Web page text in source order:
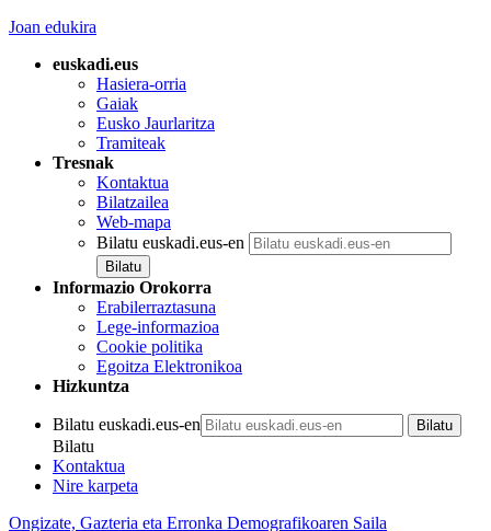
Joan edukira
euskadi.eus
Hasiera-orria
Gaiak
Eusko Jaurlaritza
Tramiteak
Tresnak
Kontaktua
Bilatzailea
Web-mapa
Bilatu euskadi.eus-en
Informazio Orokorra
Erabilerraztasuna
Lege-informazioa
Cookie politika
Egoitza Elektronikoa
Hizkuntza
Bilatu euskadi.eus-en
Bilatu
Kontaktua
Nire karpeta
Ongizate, Gazteria eta Erronka Demografikoaren Saila